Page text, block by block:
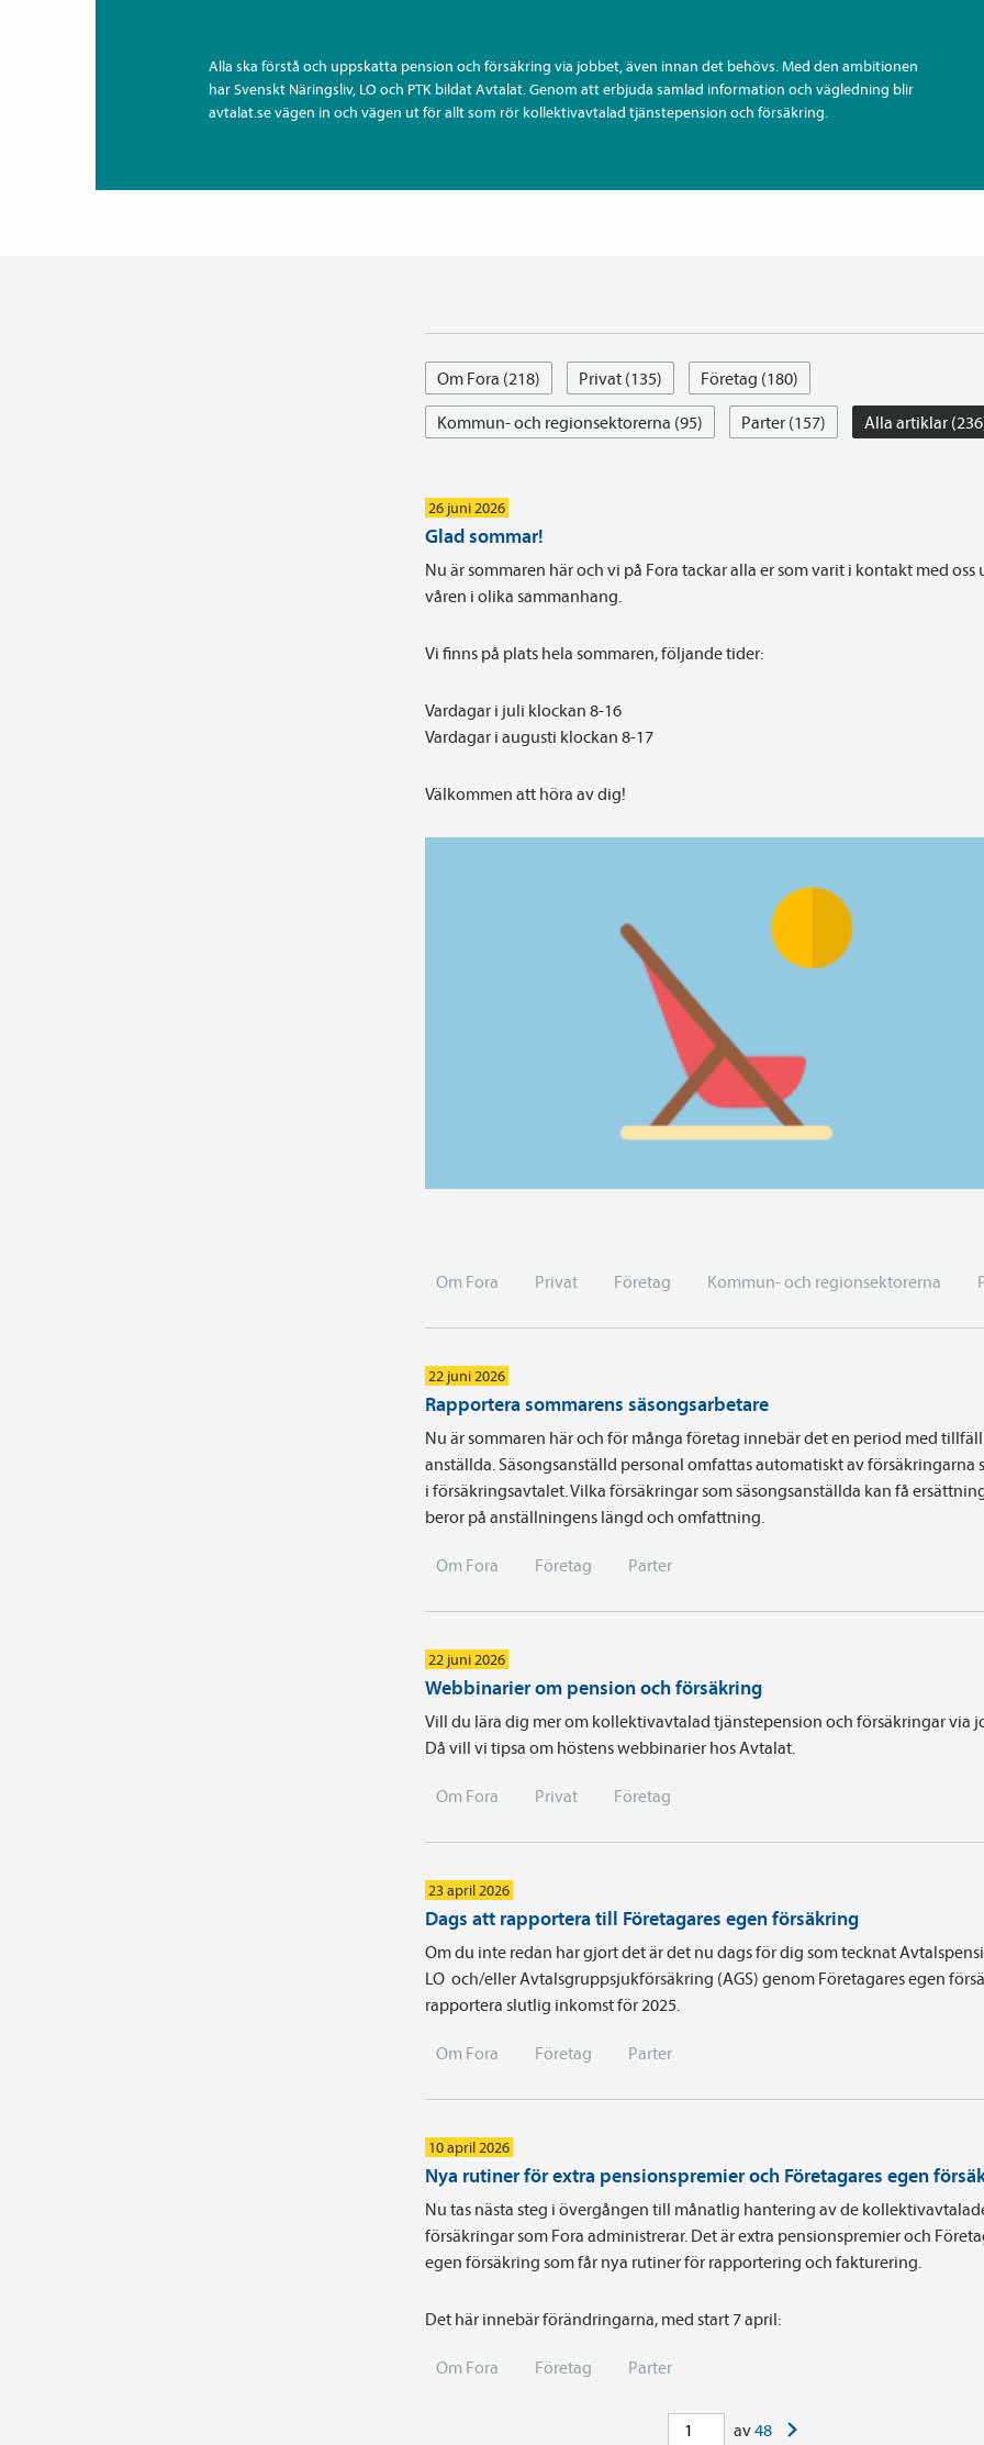
Alla ska förstå och uppskatta pension och försäkring via jobbet, även innan det behövs. Med den ambitionen
har Svenskt Näringsliv, LO och PTK bildat Avtalat. Genom att erbjuda samlad information och vägledning blir
avtalat.se vägen in och vägen ut för allt som rör kollektiv­avtalad tjänste­pension och försäkring.
Om Fora (218) Privat (135)
Företag (180)
Kommun- och regionsektorerna (95)
Parter (157) Alla artiklar
26 juni 2026
Glad sommar!
Nu är sommaren här och vi på Fora tackar alla er som varit i kontakt med
våren i olika sammanhang.
Vi finns på plats hela sommaren, följande tider:
Vardagar i juli klockan 8-16
Vardagar i augusti klockan 8-17
Välkommen att höra av dig!
Om Fora Privat Företag Kommun- och regionsektorerna
22 juni 2026
Rapportera sommarens säsongsarbetare
Nu är sommaren här och för många företag innebär det en period med
anställda. Säsongsanställd personal omfattas automatiskt av försäkringarna
i försäkringsavtalet. Vilka försäkringar som säsongsanställda kan få
beror på anställningens längd och omfattning.
Om Fora Företag Parter
22 juni 2026
Webbinarier om pension och försäkring
Vill du lära dig mer om kollektivavtalad tjänstepension och försäkringar via
Då vill vi tipsa om höstens webbinarier hos Avtalat.
Om Fora Privat Företag
23 april 2026
Dags att rapportera till Företagares egen försäkring
Om du inte redan har gjort det är det nu dags för dig som tecknat
LO och/eller Avtalsgruppsjukförsäkring (AGS) genom Företagares egen
rapportera slutlig inkomst för 2025.
Om Fora Företag Parter
10 april 2026
Nya rutiner för extra pensionspremier och Företagares egen
Nu tas nästa steg i övergången till månatlig hantering av de
försäkringar som Fora administrerar. Det är extra pensionspremier och
egen försäkring som får nya rutiner för rapportering och fakturering.
Det här innebär förändringarna, med start 7 april:
Om Fora Företag Parter
av48